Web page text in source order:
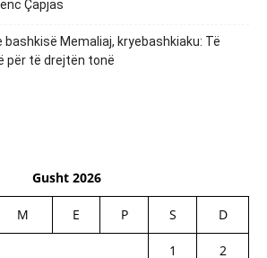
Çapjas
bashkisë Memaliaj, kryebashkiaku: Të
për të drejtën tonë
Gusht 2026
M E P S D
1
2